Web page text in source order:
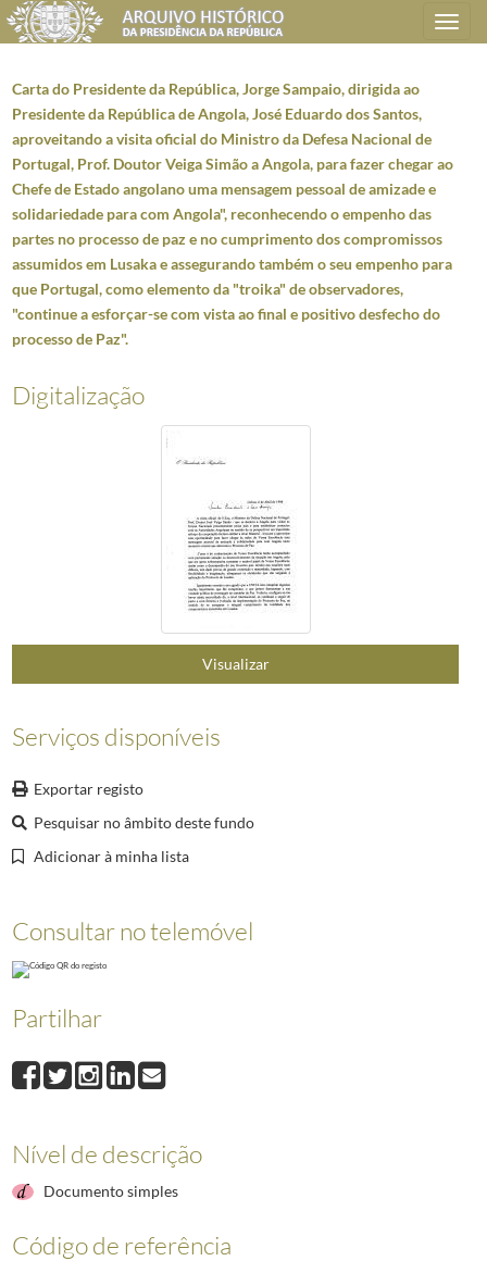
Toggle
navigation
Plano de classificação
Presidência da República
1906/2008-05-09
5424
Angola - Mensagens
1976-11-09/2002-11-06
001Carta do Presidente da República, António Ramalho Eanes, dirigida ao
(...)
Carta do Presidente da República, Jorge Sampaio, dirigida ao
Carta do Presidente da República, Jorge Sampaio, dirigida ao
Carta do Presidente da República de Angola, José Eduardo dos
Carta do Presidente da República, Jorge Sampaio, dirigida ao
Carta do Presidente da República de Angola, José Eduardo dos
Carta do Secretário-Geral da ONU, Kofi A. Annan, dirigida ao
Carta do Cardeal Alexandre do Nascimento, Arcebispo de Luanda,
Carta do Presidente da República, Jorge Sampaio, dirigida ao
Carta do Presidente da República, Jorge Sampaio, dirigida ao
Carta do Presidente da República, Jorge Sampaio, dirigida ao
Presidente da República de Angola, José Eduardo dos Santos,
aproveitando a visita oficial do Ministro da Defesa Nacional de
Portugal, Prof. Doutor Veiga Simão a Angola, para fazer chegar ao
Chefe de Estado angolano uma mensagem pessoal de amizade e
solidariedade para com Angola", reconhecendo o empenho das
partes no processo de paz e no cumprimento dos compromissos
assumidos em Lusaka e assegurando também o seu empenho para
que Portugal, como elemento da "troika" de observadores,
"continue a esforçar-se com vista ao final e positivo desfecho do
processo de Paz".
Digitalização
Visualizar
Serviços disponíveis
Exportar registo
Pesquisar no âmbito deste fundo
Adicionar à minha lista
Consultar no telemóvel
Partilhar
Nível de descrição
Documento simples
Código de referência